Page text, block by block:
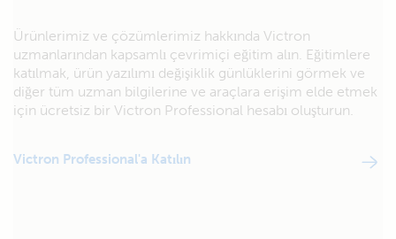
Ürünlerimiz ve çözümlerimiz hakkında Victron
uzmanlarından kapsamlı çevrimiçi eğitim alın. Eğitimlere
katılmak, ürün yazılımı değişiklik günlüklerini görmek ve
diğer tüm uzman bilgilerine ve araçlara erişim elde etmek
için ücretsiz bir Victron Professional hesabı oluşturun.
Victron Professional'a Katılın